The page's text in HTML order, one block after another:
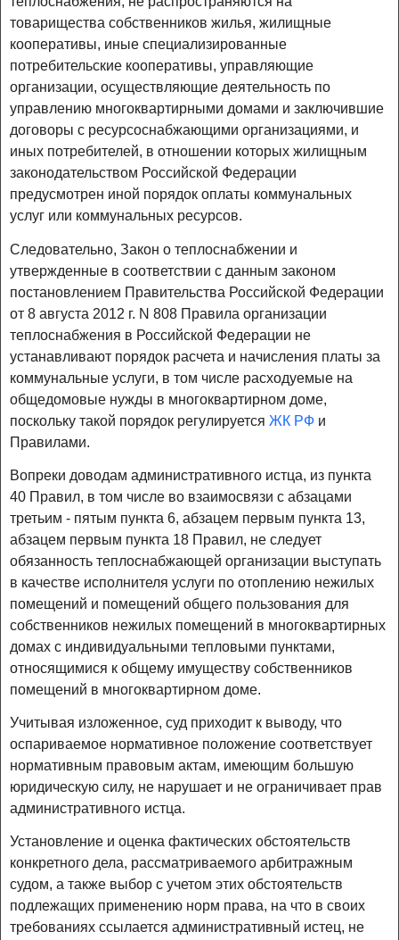
товарищества собственников жилья, жилищные
кооперативы, иные специализированные
потребительские кооперативы, управляющие
организации, осуществляющие деятельность по
управлению многоквартирными домами и заключившие
договоры с ресурсоснабжающими организациями, и
иных потребителей, в отношении которых жилищным
законодательством Российской Федерации
предусмотрен иной порядок оплаты коммунальных
услуг или коммунальных ресурсов.
Следовательно, Закон о теплоснабжении и
утвержденные в соответствии с данным законом
постановлением Правительства Российской Федерации
от 8 августа 2012 г. N 808 Правила организации
теплоснабжения в Российской Федерации не
устанавливают порядок расчета и начисления платы за
коммунальные услуги, в том числе расходуемые на
общедомовые нужды в многоквартирном доме,
поскольку такой порядок регулируется ЖК РФ и
Правилами.
Вопреки доводам административного истца, из пункта
40 Правил, в том числе во взаимосвязи с абзацами
третьим - пятым пункта 6, абзацем первым пункта 13,
абзацем первым пункта 18 Правил, не следует
обязанность теплоснабжающей организации выступать
в качестве исполнителя услуги по отоплению нежилых
помещений и помещений общего пользования для
собственников нежилых помещений в многоквартирных
домах с индивидуальными тепловыми пунктами,
относящимися к общему имуществу собственников
помещений в многоквартирном доме.
Учитывая изложенное, суд приходит к выводу, что
оспариваемое нормативное положение соответствует
нормативным правовым актам, имеющим большую
юридическую силу, не нарушает и не ограничивает прав
административного истца.
Установление и оценка фактических обстоятельств
конкретного дела, рассматриваемого арбитражным
судом, а также выбор с учетом этих обстоятельств
подлежащих применению норм права, на что в своих
требованиях ссылается административный истец, не